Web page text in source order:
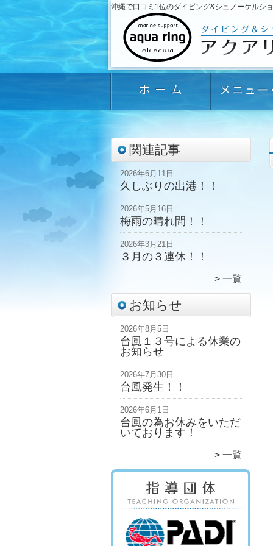
沖縄で口コミ1位のダイビング&シュノーケルシ
関連記事
2026年6月11日
久しぶりの出港！！
2026年5月16日
梅雨の晴れ間！！
2026年3月21日
３月の３連休！！
一覧
お知らせ
2026年8月5日
台風１３号による休業の
お知らせ
2026年7月30日
台風発生！！
2026年6月1日
台風の為お休みをいただ
いております！
一覧